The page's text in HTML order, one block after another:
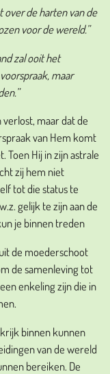
over de harten van de
voor de wereld.”
zal ooit het
maar
maar dat de
van Hem komt
Toen Hij in zijn astrale
zij hem niet
tot die status te
gelijk te zijn aan de
je binnen treden
de moederschoot
de samenleving tot
enkeling zijn die in
binnen kunnen
van de wereld
bereiken. De